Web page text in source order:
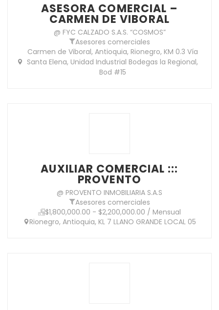
ASESORA COMERCIAL –
CARMEN DE VIBORAL
@ FYC CALZADO S.A.S. “COSMOS”
Asesores comerciales
Carmen de Viboral, Antioquia, Rionegro, KM 0.3 Vía
Santa Elena, Unidad Industrial Bodegas la Regional,
Bod #15
AUXILIAR COMERCIAL :::
PROVENTO
@ PROVENTO INMOBILIARIA S.A.S
Asesores comerciales
$1,800,000.00 - $2,200,000.00 / Mensual
Rionegro, Antioquia, KL 7 LLANO GRANDE LOCAL 05